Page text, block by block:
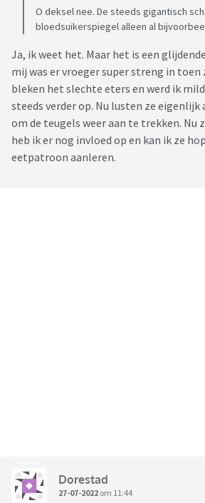
O deksel nee. De steeds gigantisch
bloedsuikerspiegel alleen al
Ja, ik weet het. Maar het is een
mij was er vroeger super streng in toen
bleken het slechte eters en werd ik
steeds verder op. Nu lusten ze eigenlijk
om de teugels weer aan te trekken. Nu
heb ik er nog invloed op en kan ik ze
eetpatroon aanleren.
Dorestad
27-07-2022 om 11:44